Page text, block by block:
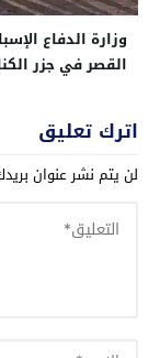
وزارة الدفاع
القصر في جزر
اترك تعليق
لن يتم نشر عنوان